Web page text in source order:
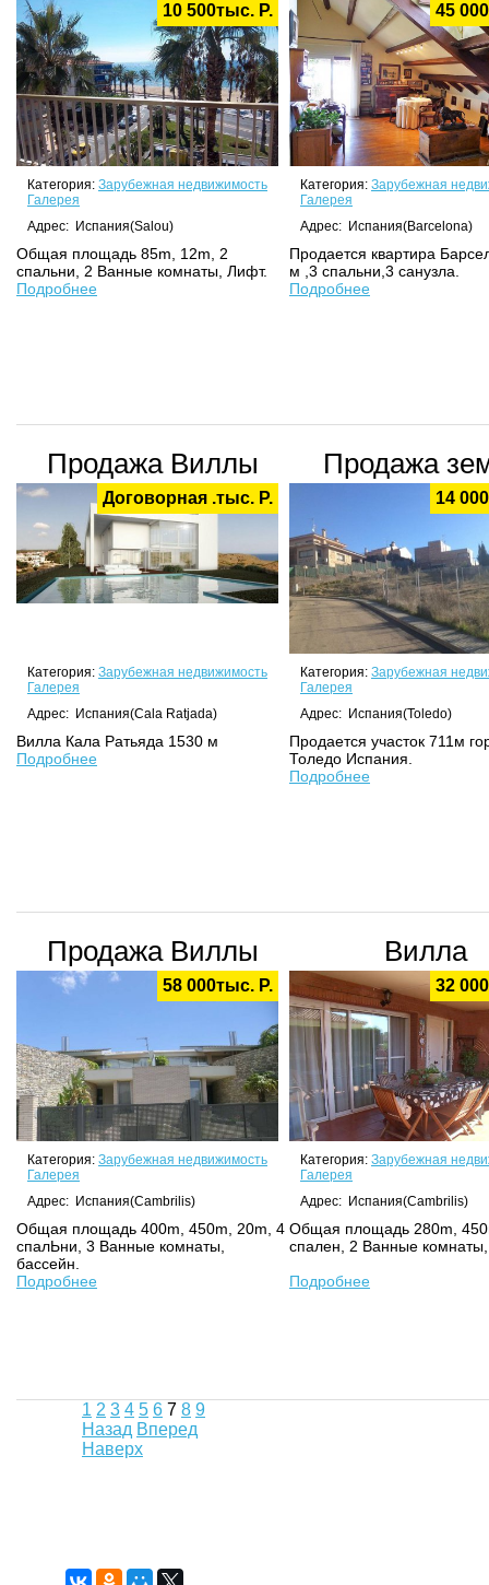
10 500тыс. Р.
Категория: Зарубежная недвижимость
Галерея
Адрес: Испания(Salou)
Общая площадь 85m, 12m, 2
спальни, 2 Ванные комнаты, Лифт.
Подробнее
45
Категория: Зарубежная
Галерея
Адрес: Испания(Barcelona)
Продается квартира
м ,3 спальни,3 санузла.
Подробнее
Продажа Виллы
Договорная .тыс. Р.
Категория: Зарубежная недвижимость
Галерея
Адрес: Испания(Cala Ratjada)
Вилла Кала Ратьяда 1530 м
Подробнее
Продажа
14
Категория: Зарубежная
Галерея
Адрес: Испания(Toledo)
Продается участок 711м
Толедо Испания.
Подробнее
Продажа Виллы
58 000тыс. Р.
Категория: Зарубежная недвижимость
Галерея
Адрес: Испания(Cambrilis)
Общая площадь 400m, 450m, 20m, 4
спалЬни, 3 Ванные комнаты,
бассейн.
Подробнее
Вилла
32
Категория: Зарубежная
Галерея
Адрес: Испания(Cambrilis)
Общая площадь 280m,
спален, 2 Ванные
Подробнее
1 2 3 4 5 6 7 8 9
Назад Вперед
Наверх